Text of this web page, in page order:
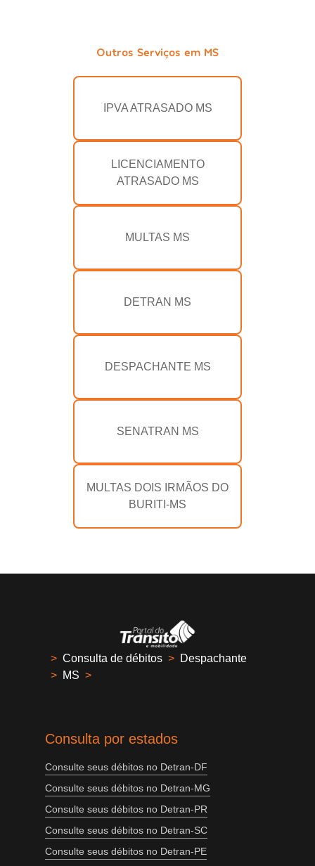
Outros Serviços em MS
IPVA ATRASADO MS
LICENCIAMENTO
ATRASADO MS
MULTAS MS
DETRAN MS
DESPACHANTE MS
SENATRAN MS
MULTAS DOIS IRMÃOS DO
BURITI-MS
> Consulta de débitos > Despachante
> MS >
Consulta por estados
Consulte seus débitos no Detran-DF
Consulte seus débitos no Detran-MG
Consulte seus débitos no Detran-PR
Consulte seus débitos no Detran-SC
Consulte seus débitos no Detran-PE